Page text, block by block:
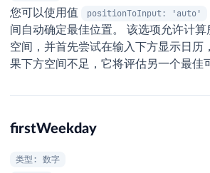
您可以使用值
positionToInput: 'auto'
间自动确定最佳位置。 该选项允许计算
空间，并首先尝试在输入下方显示日历
果下方空间不足，它将评估另一个最佳
firstWeekday
类型: 数字